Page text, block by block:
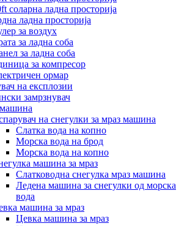
соларна ладна просторија
ладна просторија
за воздух
за ладна соба
за ладна соба
за компресор
ормар
на експлозии
замрзнувач
на снегулки за мраз машина
Слатка вода на копно
Морска вода на брод
Морска вода на копно
машина за мраз
Слатководна снегулка мраз машина
Ледена машина за снегулки од морска
вода
машина за мраз
Цевка машина за мраз